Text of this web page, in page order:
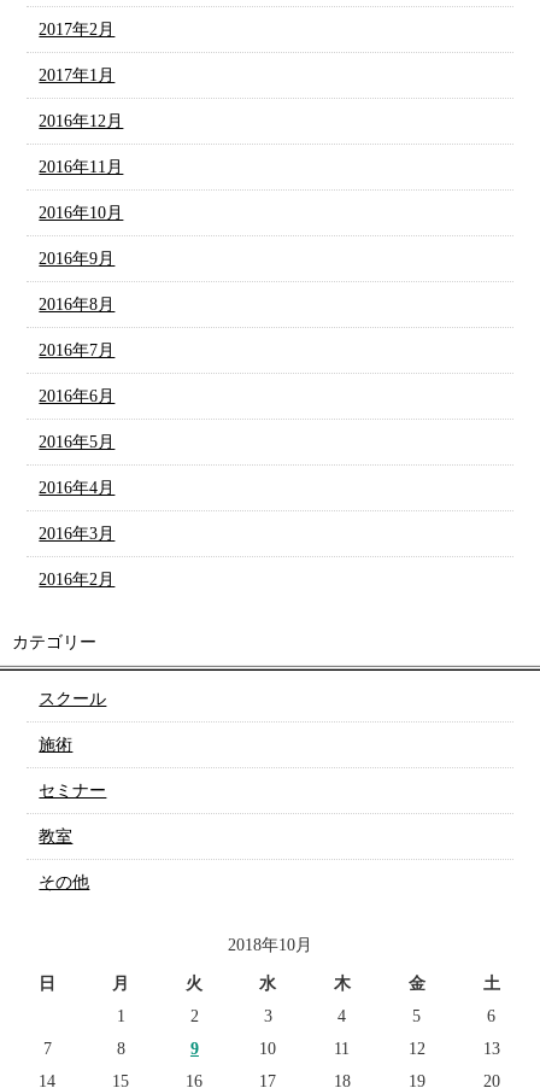
2017年2月
2017年1月
2016年12月
2016年11月
2016年10月
2016年9月
2016年8月
2016年7月
2016年6月
2016年5月
2016年4月
2016年3月
2016年2月
カテゴリー
スクール
施術
セミナー
教室
その他
2018年10月
日 月 火 水 木 金
土
1
2 3 4 5
6
7
8 9 10 11 12
13
14
15 16 17 18 19 20